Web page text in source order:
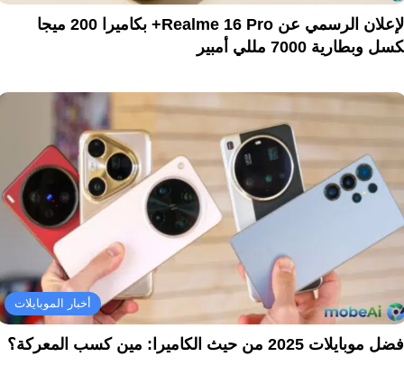
الإعلان الرسمي عن Realme 16 Pro+ بكاميرا 200 ميجا
وبطارية 7000 مللي أمبير
أخبار الموبايلات
موبايلات 2025 من حيث الكاميرا: مين كسب المعركة؟